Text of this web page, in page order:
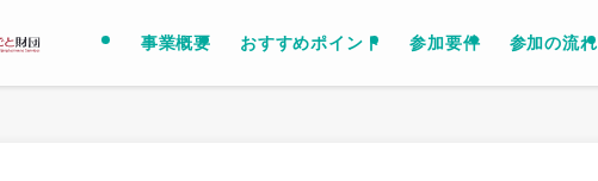
事業概要 おすすめポイント 参加要件 参加の流れ